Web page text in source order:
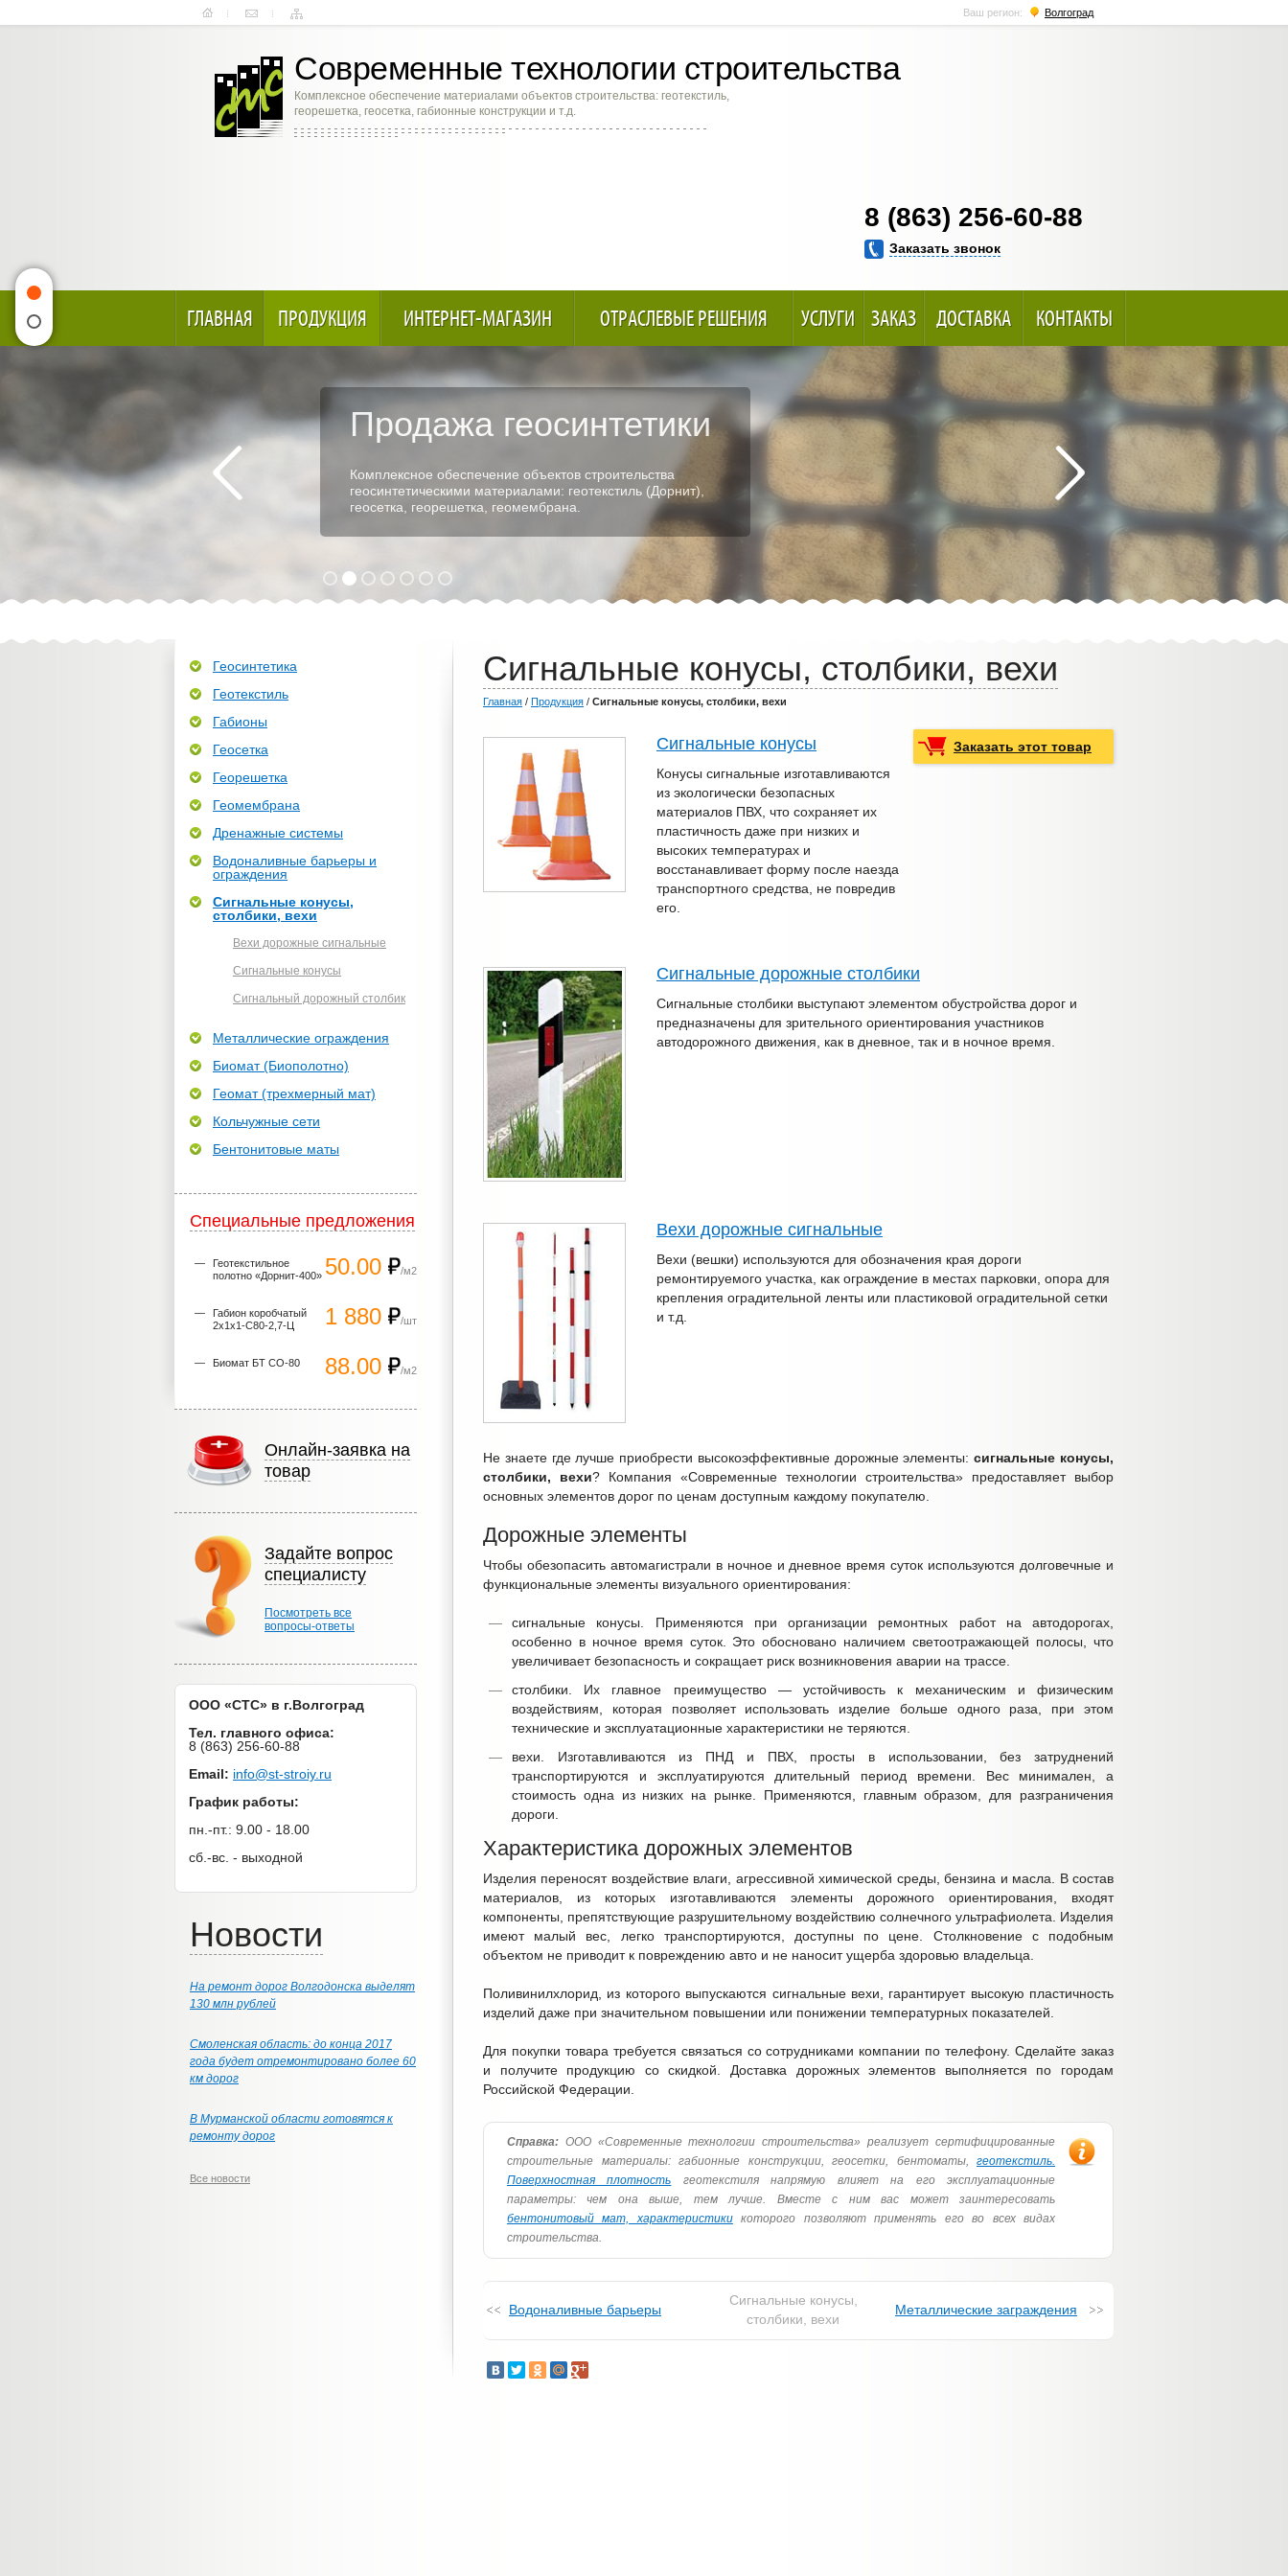
Ваш регион: Волгоград
Современные технологии строительства
Комплексное обеспечение материалами объектов строительства: геотекстиль,
георешетка, геосетка, габионные конструкции и т.д.
8 (863) 256-60-88
Заказать звонок
ГЛАВНАЯ ПРОДУКЦИЯ ИНТЕРНЕТ-МАГАЗИН ОТРАСЛЕВЫЕ РЕШЕНИЯ УСЛУГИ ЗАКАЗ ДОСТАВКА КОНТАКТЫ
Укрепление берегов
Проектирование схемы берегоукрепления. Производство
и установка габионных конструкций для укрепления
берегов рек, прудов, больших и малых водоемов.
Сигнальные конусы, столбики, вехи
Главная / Продукция / Сигнальные конусы, столбики, вехи
Заказать этот товар
Сигнальные конусы
Конусы сигнальные изготавливаются
из экологически безопасных
материалов ПВХ, что сохраняет их
пластичность даже при низких и
высоких температурах и
восстанавливает форму после наезда
транспортного средства, не повредив
его.
Сигнальные дорожные столбики
Сигнальные столбики выступают элементом обустройства дорог и
предназначены для зрительного ориентирования участников
автодорожного движения, как в дневное, так и в ночное время.
Вехи дорожные сигнальные
Вехи (вешки) используются для обозначения края дороги
ремонтируемого участка, как ограждение в местах парковки, опора для
крепления оградительной ленты или пластиковой оградительной сетки
и т.д.
Не знаете где лучше приобрести высокоэффективные дорожные элементы:сигнальные конусы,
столбики, вехи? Компания «Современные технологии строительства» предоставляет выбор
основных элементов дорог по ценам доступным каждому покупателю.
Дорожные элементы
Чтобы обезопасить автомагистрали в ночное и дневное время суток используются долговечные и
функциональные элементы визуального ориентирования:
сигнальные конусы. Применяются при организации ремонтных работ на автодорогах,
особенно в ночное время суток. Это обосновано наличием светоотражающей полосы, что
увеличивает безопасность и сокращает риск возникновения аварии на трассе.
столбики. Их главное преимущество — устойчивость к механическим и физическим
воздействиям, которая позволяет использовать изделие больше одного раза, при этом
технические и эксплуатационные характеристики не теряются.
вехи. Изготавливаются из ПНД и ПВХ, просты в использовании, без затруднений
транспортируются и эксплуатируются длительный период времени. Вес минимален, а
стоимость одна из низких на рынке. Применяются, главным образом, для разграничения
дороги.
Характеристика дорожных элементов
Изделия переносят воздействие влаги, агрессивной химической среды, бензина и масла. В состав
материалов, из которых изготавливаются элементы дорожного ориентирования, входят
компоненты, препятствующие разрушительному воздействию солнечного ультрафиолета. Изделия
имеют малый вес, легко транспортируются, доступны по цене. Столкновение с подобным
объектом не приводит к повреждению авто и не наносит ущерба здоровью владельца.
Поливинилхлорид, из которого выпускаются сигнальные вехи, гарантирует высокую пластичность
изделий даже при значительном повышении или понижении температурных показателей.
Для покупки товара требуется связаться со сотрудниками компании по телефону. Сделайте заказ
и получите продукцию со скидкой. Доставка дорожных элементов выполняется по городам
Российской Федерации.
Справка: ООО «Современные технологии строительства» реализует сертифицированные
строительные материалы: габионные конструкции, геосетки, бентоматы, геотекстиль.
Поверхностная плотность геотекстиля напрямую влияет на его эксплуатационные
параметры: чем она выше, тем лучше. Вместе с ним вас может заинтересовать
бентонитовый мат, характеристикикоторого позволяют применять его во всех видах
строительства.
Водоналивные барьеры
Сигнальные конусы,
столбики, вехи
Металлические заграждения
Геосинтетика
Геотекстиль
Габионы
Геосетка
Георешетка
Геомембрана
Дренажные системы
Водоналивные барьеры и
ограждения
Сигнальные конусы,
столбики, вехи
Вехи дорожные сигнальные
Сигнальные конусы
Сигнальный дорожный столбик
Металлические ограждения
Биомат (Биополотно)
Геомат (трехмерный мат)
Кольчужные сети
Бентонитовые маты
Специальные предложения
50.00 /м2
Геотекстильное
полотно «Дорнит-400»
1 880 /шт
Габион коробчатый
2х1х1-С80-2,7-Ц
88.00 /м2
Биомат БТ СО-80
Онлайн-заявка на
товар
Задайте вопрос
специалисту
Посмотреть все
вопросы-ответы
ООО «СТС» в г.Волгоград
Тел. главного офиса:
8 (863) 256-60-88
Email: info@st-stroiy.ru
График работы:
пн.-пт.: 9.00 - 18.00
сб.-вс. - выходной
Новости
На ремонт дорог Волгодонска выделят
130 млн рублей
Смоленская область: до конца 2017
года будет отремонтировано более 60
км дорог
В Мурманской области готовятся к
ремонту дорог
Все новости